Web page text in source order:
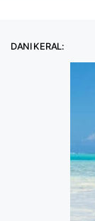
DANI KERAL: